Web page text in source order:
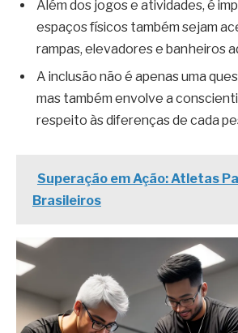
Além dos jogos e atividades, é
espaços físicos também sejam
rampas, elevadores e banheiros
A inclusão não é apenas uma
mas também envolve a
respeito às diferenças de cada
Superação em Ação: Atletas
Brasileiros